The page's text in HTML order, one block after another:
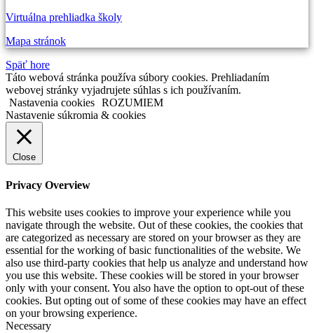
Virtuálna prehliadka školy
Mapa stránok
Späť hore
Táto webová stránka používa súbory cookies. Prehliadaním
webovej stránky vyjadrujete súhlas s ich používaním.
Nastavenia cookies ROZUMIEM
Nastavenie súkromia & cookies
Close
Privacy Overview
This website uses cookies to improve your experience while you
navigate through the website. Out of these cookies, the cookies that
are categorized as necessary are stored on your browser as they are
essential for the working of basic functionalities of the website. We
also use third-party cookies that help us analyze and understand how
you use this website. These cookies will be stored in your browser
only with your consent. You also have the option to opt-out of these
cookies. But opting out of some of these cookies may have an effect
on your browsing experience.
Necessary